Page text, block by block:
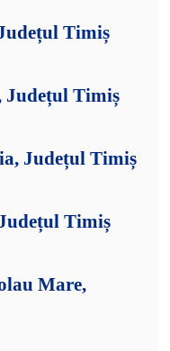
Timiș
Județul Timiș
Județul Timiș
Timiș
Mare,